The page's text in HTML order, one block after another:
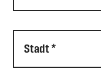
Stadt *